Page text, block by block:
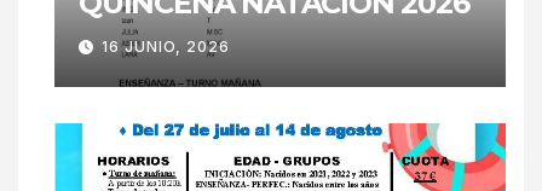
16 JUNIO, 2026